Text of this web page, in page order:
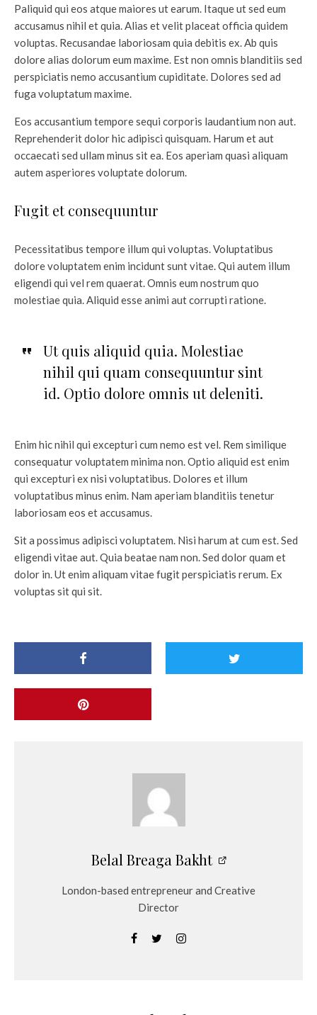
Paliquid qui eos atque maiores ut earum. Itaque ut sed eum
accusamus nihil et quia. Alias et velit placeat officia quidem
voluptas. Recusandae laboriosam quia debitis ex. Ab quis
dolore alias dolorum eum maxime. Est non omnis blanditiis sed
perspiciatis nemo accusantium cupiditate. Dolores sed ad
fuga voluptatum maxime.
Eos accusantium tempore sequi corporis laudantium non aut.
Reprehenderit dolor hic adipisci quisquam. Harum et aut
occaecati sed ullam minus sit ea. Eos aperiam quasi aliquam
autem asperiores voluptate dolorum.
Fugit et consequuntur
Pecessitatibus tempore illum qui voluptas. Voluptatibus
dolore voluptatem enim incidunt sunt vitae. Qui autem illum
eligendi qui vel rem quaerat. Omnis eum nostrum quo
molestiae quia. Aliquid esse animi aut corrupti ratione.
Ut quis aliquid quia. Molestiae
nihil qui quam consequuntur sint
id. Optio dolore omnis ut deleniti.
Enim hic nihil qui excepturi cum nemo est vel. Rem similique
consequatur voluptatem minima non. Optio aliquid est enim
qui excepturi ex nisi voluptatibus. Dolores et illum
voluptatibus minus enim. Nam aperiam blanditiis tenetur
laboriosam eos et accusamus.
Sit a possimus adipisci voluptatem. Nisi harum at cum est. Sed
eligendi vitae aut. Quia beatae nam non. Sed dolor quam et
dolor in. Ut enim aliquam vitae fugit perspiciatis rerum. Ex
voluptas sit qui sit.
Belal Breaga Bakht
London-based entrepreneur and Creative
Director